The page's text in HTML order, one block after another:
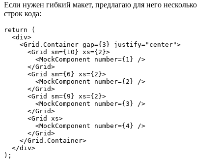
Если нужен гибкий макет, предлагаю для него несколько
строк кода:
return (
  <div>
    <Grid.Container gap={3} justify="center">
      <Grid sm={10} xs={2}>
        <MockComponent number={1} />
      </Grid>
      <Grid sm={6} xs={2}>
        <MockComponent number={2} />
      </Grid>
      <Grid sm={9} xs={2}>
        <MockComponent number={3} />
      </Grid>
      <Grid xs>
        <MockComponent number={4} />
      </Grid>
    </Grid.Container>
  </div>
);